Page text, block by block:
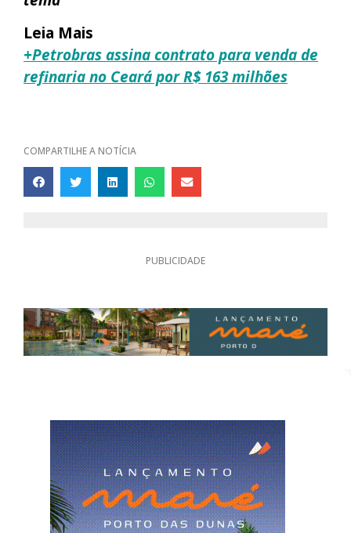
Leia Mais
+Petrobras assina contrato para venda de
refinaria no Ceará por R$ 163 milhões
COMPARTILHE A NOTÍCIA
PUBLICIDADE